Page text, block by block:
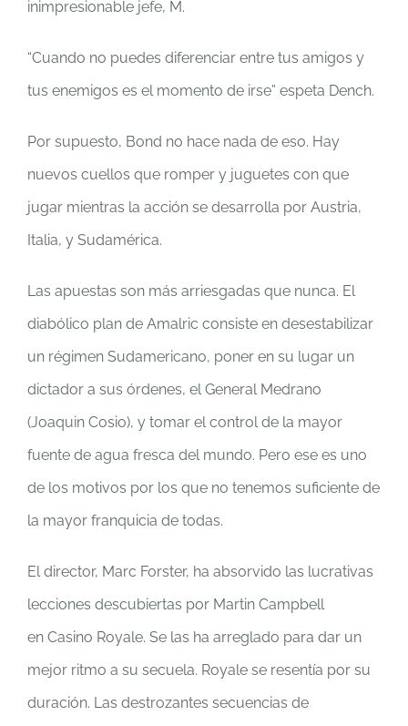
inimpresionable jefe, M.
“Cuando no puedes diferenciar entre tus amigos y
tus enemigos es el momento de irse” espeta Dench.
Por supuesto, Bond no hace nada de eso. Hay
nuevos cuellos que romper y juguetes con que
jugar mientras la acción se desarrolla por Austria,
Italia, y Sudamérica.
Las apuestas son más arriesgadas que nunca. El
diabólico plan de Amalric consiste en desestabilizar
un régimen Sudamericano, poner en su lugar un
dictador a sus órdenes, el General Medrano
(Joaquin Cosio), y tomar el control de la mayor
fuente de agua fresca del mundo. Pero ese es uno
de los motivos por los que no tenemos suficiente de
la mayor franquicia de todas.
El director, Marc Forster, ha absorvido las lucrativas
lecciones descubiertas por Martin Campbell
en Casino Royale. Se las ha arreglado para dar un
mejor ritmo a su secuela. Royale se resentía por su
duración. Las destrozantes secuencias de